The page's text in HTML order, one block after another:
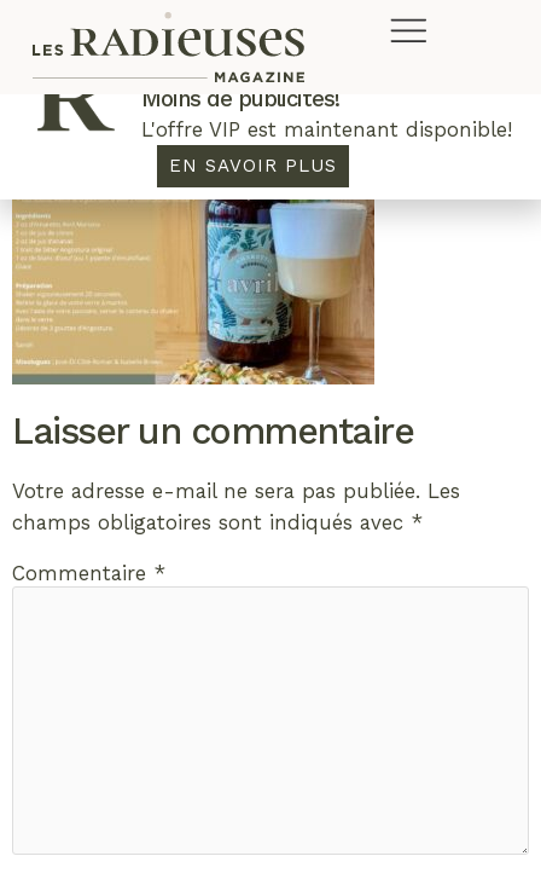
Laisser un commentaire
Votre adresse e-mail ne sera pas publiée. Les
champs obligatoires sont indiqués avec *
Commentaire *
Plus de concours. Plus de rabais.
Moins de publicités!
L'offre VIP est maintenant disponible!
EN SAVOIR PLUS